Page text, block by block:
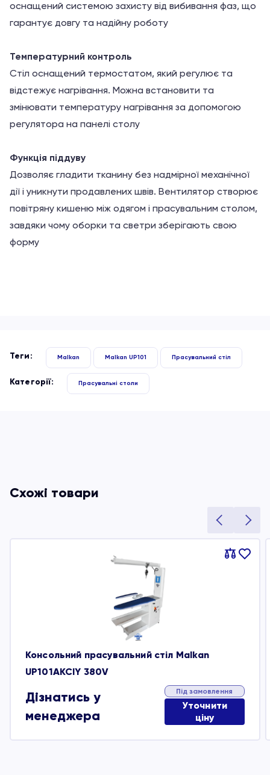
оснащений системою захисту від вибивання фаз, що
гарантує довгу та надійну роботу
Температурний контроль
Стіл оснащений термостатом, який регулює та
відстежує нагрівання. Можна встановити та
змінювати температуру нагрівання за допомогою
регулятора на панелі столу
Функція піддуву
Дозволяє гладити тканину без надмірної механічної
дії і уникнути продавлених швів. Вентилятор створює
повітряну кишеню між одягом і прасувальним столом,
завдяки чому оборки та светри зберігають свою
форму
Теги: Malkan Malkan UP101 Прасувальний стіл
Категорії: Прасувальні столи
Схожі товари
Порівняти
В
Консольний прасувальний стіл Malkan
UP101AKCIY 380V
Дізнатись у
менеджера
Під замовлення
Уточнити
ціну